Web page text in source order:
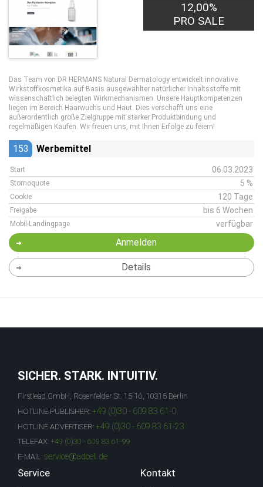
12,00%
PRO SALE
Das Team von DR HERMANS Natural Dermatology entwickelt innovative
Wirkstoffkosmetika auf Basis ausgewählter natürlicher Inhaltsstoffe mit
wissenschaftlich belegten Wirkmechanismen. Unsere Hauptkompetenzen
liegen im Bereich Haarwuchs und Haut. Dies verschafft uns eine
außerordentlich große Zielgruppe mit starker Produktbindung und
regelmäßigen Käufen. Wir freuen uns, mit Ihnen Erfolge zu feiern!
153 Werbemittel
Start 06.03.2023
Stornoquote 5 %
Cookie 120 Tage
Freigabe bis 6 Wochen
Mobil-Landingpage verfügbar
Anmelden
Details
SICHER. STARK. INTUITIV.
Firstlead GmbH, Rosenfelder St. 15-16, 10315 Berlin
HOTLINE PUBLISHER: +49 (0)30 - 609 83 61-0
HOTLINE ADVERTISER: +49 (0)30 - 609 83 61-23
TELEFAX: +49 (0)30 - 609 83 61-99
E-MAIL: service@adcell.de
Service Kontakt